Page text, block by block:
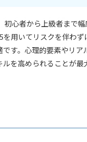
心者から上級者まで
用いてリスクを伴わ
す。心理的要素やリ
を高められることが最